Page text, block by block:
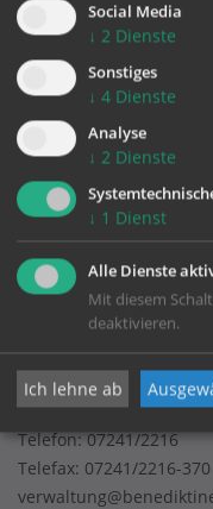
Benediktinerinnen
Kirchenplatz 2
4652 Steinerkirchen an
Telefon:07241/2216
Telefax: 07241/2216-370
Social Media
↓ 2 Dienste
Sonstiges
↓ 4 Dienste
Analyse
↓ 2 Dienste
↓ 1 Dienst
Alle Dienste
Mit diesem
deaktivieren.
Ich lehne ab